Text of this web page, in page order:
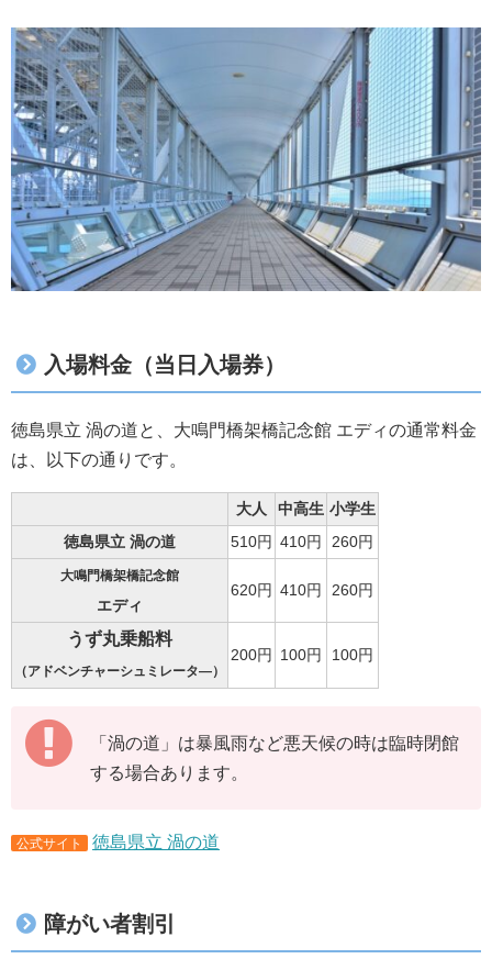
入場料金（当日入場券）
徳島県立 渦の道と、大鳴門橋架橋記念館 エディの通常料金
は、以下の通りです。
大人 中高生 小学生
徳島県立 渦の道
510円 410円 260円
大鳴門橋架橋記念館
エディ
620円 410円 260円
うず丸乗船料
（アドベンチャーシュミレータ―）
200円 100円 100円
「渦の道」は暴風雨など悪天候の時は臨時閉館
する場合あります。
公式サイト 徳島県立 渦の道
障がい者割引